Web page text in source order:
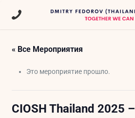
« Все Мероприятия
Это мероприятие прошло.
CIOSH Thailand 2025 –